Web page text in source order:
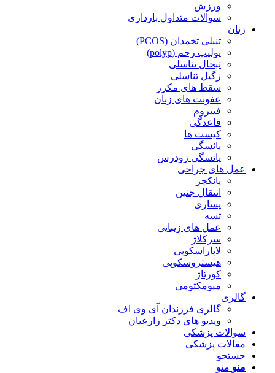
ورزش
سوالات متداول بارداری
زنان
تنبلی تخمدان (PCOS)
پولیپ رحم (polyp)
تبخال تناسلی
زگیل تناسلی
سقط های مکرر
عفونت های زنان
فیبروم
قاعدگی
کیست ها
یائسگی
یائسگی زودرس
عمل های جراحی
پانکچر
انتقال جنین
پساری
تسه
عمل های زیبایی
سرکلاژ
لاپاراسکوپی
هیستروسکوپی
کورتاژ
میومکتومی
گالری
گالری فرزندان آی وی اف
ویدیو های دکتر زارعیان
سوالات پزشکی
مقالات پزشکی
جستجو
منو منو